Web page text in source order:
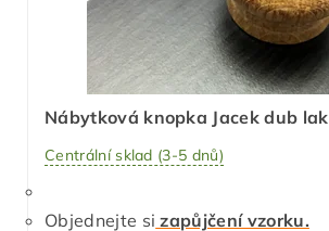
Nábytková knopka Jacek dub lak
Centrální sklad (3-5 dnů)
Objednejte si zapůjčení vzorku.